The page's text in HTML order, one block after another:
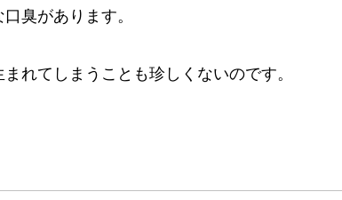
臭があります。
れてしまうことも珍しくないのです。